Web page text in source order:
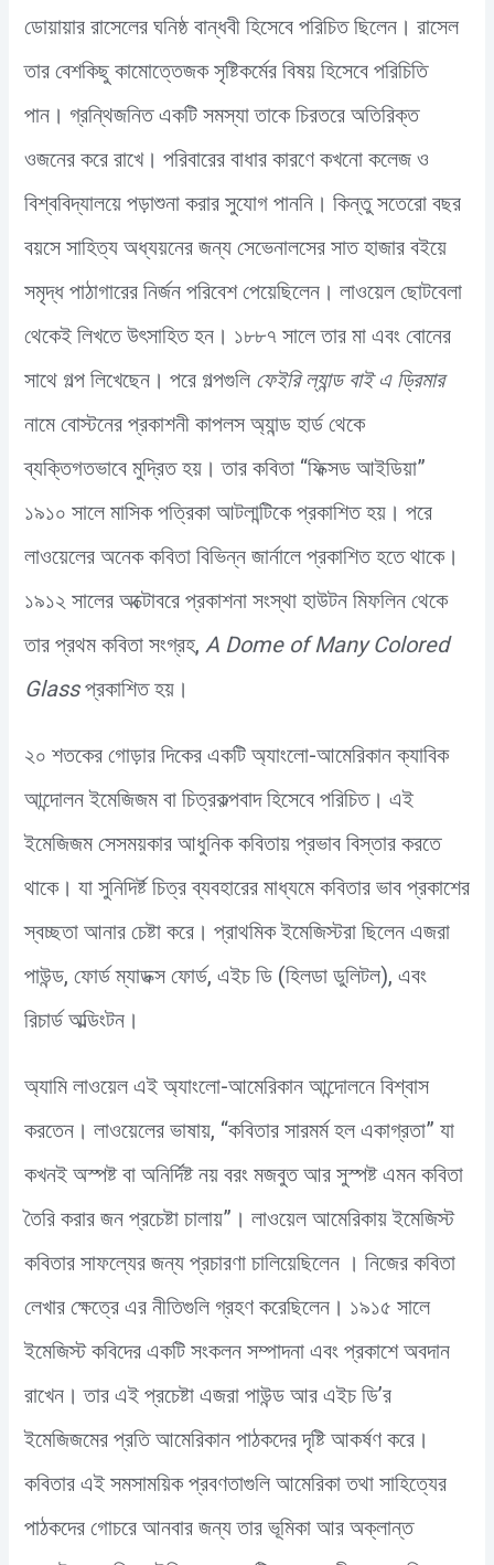
ডোয়ায়ার রাসেলের ঘনিষ্ঠ বান্ধবী হিসেবে পরিচিত ছিলেন। রাসেল
তার বেশকিছু কামোত্তেজক সৃষ্টিকর্মের বিষয় হিসেবে পরিচিতি
পান। গ্রন্থিজনিত একটি সমস্যা তাকে চিরতরে অতিরিক্ত
ওজনের করে রাখে। পরিবারের বাধার কারণে কখনো কলেজ ও
বিশ্ববিদ্যালয়ে পড়াশুনা করার সুযোগ পাননি। কিন্তু সতেরো বছর
বয়সে সাহিত্য অধ্যয়নের জন্য সেভেনালসের সাত হাজার বইয়ে
সমৃদ্ধ পাঠাগারের নির্জন পরিবেশ পেয়েছিলেন। লাওয়েল ছোটবেলা
থেকেই লিখতে উৎসাহিত হন। ১৮৮৭ সালে তার মা এবং বোনের
সাথে গল্প লিখেছেন। পরে গল্পগুলি ফেইরি ল্যান্ড বাই এ ড্রিমার
নামে বোস্টনের প্রকাশনী কাপলস অ্যান্ড হার্ড থেকে
ব্যক্তিগতভাবে মুদ্রিত হয়। তার কবিতা “ফিক্সড আইডিয়া”
১৯১০ সালে মাসিক পত্রিকা আটলান্টিকে প্রকাশিত হয়। পরে
লাওয়েলের অনেক কবিতা বিভিন্ন জার্নালে প্রকাশিত হতে থাকে।
১৯১২ সালের অক্টোবরে প্রকাশনা সংস্থা হাউটন মিফলিন থেকে
তার প্রথম কবিতা সংগ্রহ, A Dome of Many Colored
Glassপ্রকাশিত হয়।
২০ শতকের গোড়ার দিকের একটি অ্যাংলো-আমেরিকান ক্যাবিক
আন্দোলন ইমেজিজম বা চিত্রকল্পবাদ হিসেবে পরিচিত। এই
ইমেজিজম সেসময়কার আধুনিক কবিতায় প্রভাব বিস্তার করতে
থাকে। যা সুনিদির্ষ্ট চিত্র ব্যবহারের মাধ্যমে কবিতার ভাব প্রকাশের
স্বচ্ছতা আনার চেষ্টা করে। প্রাথমিক ইমেজিস্টরা ছিলেন এজরা
পাউন্ড, ফোর্ড ম্যাডক্স ফোর্ড, এইচ ডি (হিলডা ডুলিটল), এবং
রিচার্ড অল্ডিংটন।
অ্যামি লাওয়েল এই অ্যাংলো-আমেরিকান আন্দোলনে বিশ্বাস
করতেন। লাওয়েলের ভাষায়, “কবিতার সারমর্ম হল একাগ্রতা” যা
কখনই অস্পষ্ট বা অনির্দিষ্ট নয় বরং মজবুত আর সুস্পষ্ট এমন কবিতা
তৈরি করার জন প্রচেষ্টা চালায়”। লাওয়েল আমেরিকায় ইমেজিস্ট
কবিতার সাফল্যের জন্য প্রচারণা চালিয়েছিলেন । নিজের কবিতা
লেখার ক্ষেত্রে এর নীতিগুলি গ্রহণ করেছিলেন। ১৯১৫ সালে
ইমেজিস্ট কবিদের একটি সংকলন সম্পাদনা এবং প্রকাশে অবদান
রাখেন। তার এই প্রচেষ্টা এজরা পাউন্ড আর এইচ ডি’র
ইমেজিজমের প্রতি আমেরিকান পাঠকদের দৃষ্টি আকর্ষণ করে।
কবিতার এই সমসাময়িক প্রবণতাগুলি আমেরিকা তথা সাহিত্যের
পাঠকদের গোচরে আনবার জন্য তার ভূমিকা আর অক্লান্ত